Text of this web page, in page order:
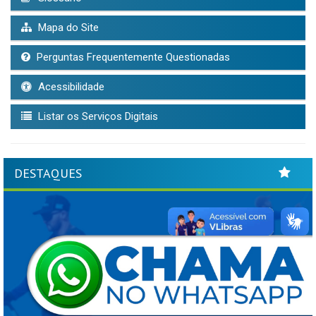
Mapa do Site
Perguntas Frequentemente Questionadas
Acessibilidade
Listar os Serviços Digitais
DESTAQUES